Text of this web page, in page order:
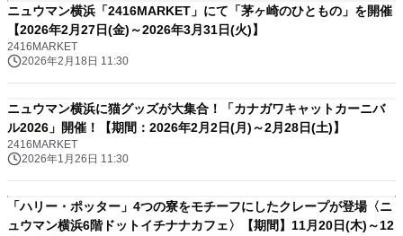
ニュウマン横浜「2416MARKET」にて「茅ヶ崎のひともの」を開催
【2026年2月27日(金)～2026年3月31日(火)】
2416MARKET
2026年2月18日 11:30
ニュウマン横浜に猫グッズが大集合！「カナガワキャットカーニバ
ル2026」開催！【期間：2026年2月2日(月)～2月28日(土)】
2416MARKET
2026年1月26日 11:30
「ハリー・ポッター」4つの寮をモチーフにしたクレープが登場〈ニ
ュウマン横浜6階ドットイチナナカフェ〉【期間】11月20日(木)～12